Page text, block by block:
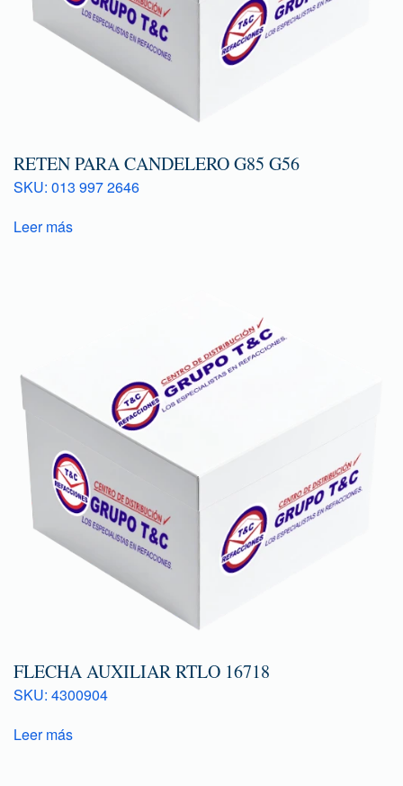
RETEN PARA CANDELERO G85 G56
SKU: 013 997 2646
Leer más
FLECHA AUXILIAR RTLO 16718
SKU: 4300904
Leer más